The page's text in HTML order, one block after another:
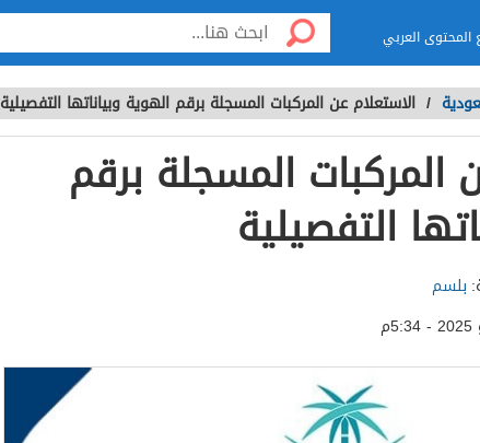
المحتوى العربي
/ الاستعلام عن المركبات المسجلة برقم الهوية وبياناتها التفصيلية
المركبات المسجلة برقم
التفصيلية
بلسم